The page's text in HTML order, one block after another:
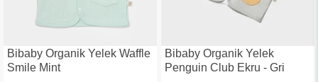
Bibaby Organik Yelek Waffle
Smile Mint
Bibaby Organik Yelek
Penguin Club Ekru - Gri